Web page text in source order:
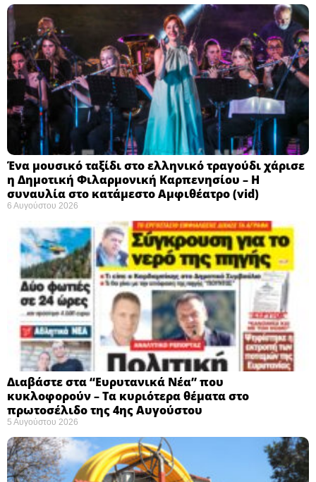
Ένα μουσικό ταξίδι στο ελληνικό τραγούδι χάρισε
η Δημοτική Φιλαρμονική Καρπενησίου – Η
συναυλία στο κατάμεστο Αμφιθέατρο (vid)
6 Αυγούστου 2026
Διαβάστε στα “Ευρυτανικά Νέα” που
κυκλοφορούν – Τα κυριότερα θέματα στο
πρωτοσέλιδο της 4ης Αυγούστου
5 Αυγούστου 2026